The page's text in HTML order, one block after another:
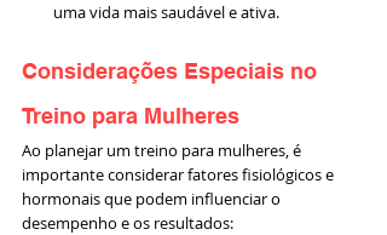
uma vida mais saudável e ativa.
Considerações Especiais no
Treino para Mulheres
Ao planejar um treino para mulheres, é
importante considerar fatores fisiológicos e
hormonais que podem influenciar o
desempenho e os resultados: